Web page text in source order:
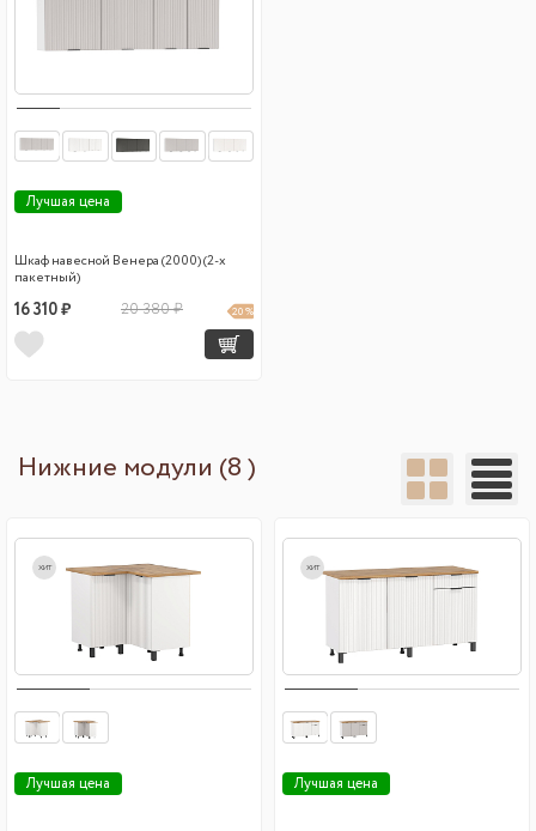
Лучшая цена
Шкаф навесной Венера (2000) (2-х
пакетный)
16 310 ₽ 20 380 ₽ 20 %
Нижние модули (8 )
хит
Лучшая цена
хит
Лучшая цена